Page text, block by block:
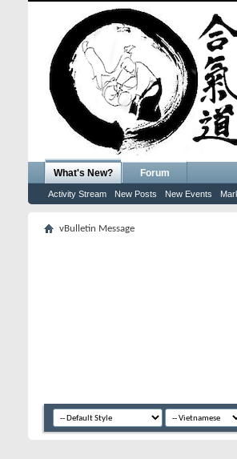
What's New?
Activity Stream New Posts New Events
Forum
vBulletin Message